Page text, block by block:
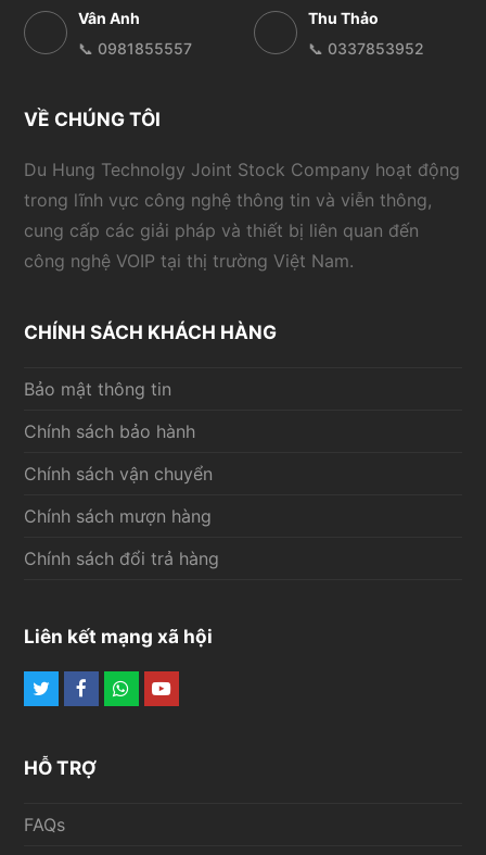
Vân Anh
📞 0981855557
Thu Thảo
📞 0337853952
VỀ CHÚNG TÔI
Du Hung Technolgy Joint Stock Company hoạt động
trong lĩnh vực công nghệ thông tin và viễn thông,
cung cấp các giải pháp và thiết bị liên quan đến
công nghệ VOIP tại thị trường Việt Nam.
CHÍNH SÁCH KHÁCH HÀNG
Bảo mật thông tin
Chính sách bảo hành
Chính sách vận chuyển
Chính sách mượn hàng
Chính sách đổi trả hàng
Liên kết mạng xã hội
TwitterFacebook
Whatsapp
Youtube
HỖ TRỢ
FAQs